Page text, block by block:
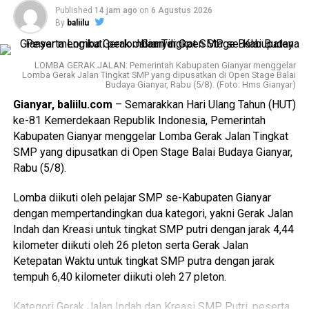
resmi dan selalu melakukan verifikasi sebelum
menyebarluaskannya.
menggunakan media sosial. Pastikan setiap informasi
yang diterima berasal dari sumber resmi kami, melalui
NTMC Korlantas, sehingga tidak ikut menyebarkan
informasi yang menyesatkan dan belum tentu benar,”
tandas Irjen Pol. Wibowo.
Korlantas Polri akan terus mengedepankan penegakan
berkeadilan sebagai bagian dari upaya mewujudkan
keamanan, keselamatan, ketertiban, dan kelancaran lalu
lintas di seluruh Indonesia.(gs/bi)
tersebut perlu diakomodasi agar aset yang diduga berasal
dari tindak pidana tidak lepas dari proses perampasan.
Selain itu, legislator Fraksi PDI-Perjuangan itu pun juga
mengusulkan adanya pengaturan khusus terhadap aset
yang profil kepemilikannya tidak sejalan dengan Laporan
Harta Kekayaan Penyelenggara Negara (LHKPN) maupun
Surat Pemberitahuan (SPT) Pajak. Karena itu, ia menilai
RUU Perampasan Aset perlu mengatur secara tegas
pengkategorian subjek hukum dan objek hukum yang dapat
langsung dikenai perampasan maupun yang tetap harus
melalui proses peradilan.
“Ada perampasan aset yang misalkan tersangkanya
melarikan diri atau tersangkanya atau terdakwanya
meninggal, tapi asetnya terlihat dan bukti yang ada cukup
dengan pola pembuktian sederhana untuk kemudian
dirampas. Ada juga klausul khusus profil harta tidak sesuai
dengan LHKPN dan SPT Pajak, jadi ada pengkategorian
Published 14 jam ago on 6 Agustus 2026
By baliilu
LOMBA GERAK JALAN: Pemerintah Kabupaten Gianyar menggelar
Lomba Gerak Jalan Tingkat SMP yang dipusatkan di Open Stage Balai
Budaya Gianyar, Rabu (5/8). (Foto: Hms Gianyar)
Gianyar, baliilu.com – Semarakkan Hari Ulang Tahun (HUT)
ke-81 Kemerdekaan Republik Indonesia, Pemerintah
Kabupaten Gianyar menggelar Lomba Gerak Jalan Tingkat
SMP yang dipusatkan di Open Stage Balai Budaya Gianyar,
Rabu (5/8).
Lomba diikuti oleh pelajar SMP se-Kabupaten Gianyar
dengan mempertandingkan dua kategori, yakni Gerak Jalan
Indah dan Kreasi untuk tingkat SMP putri dengan jarak 4,44
kilometer diikuti oleh 26 pleton serta Gerak Jalan
Ketepatan Waktu untuk tingkat SMP putra dengan jarak
tempuh 6,40 kilometer diikuti oleh 27 pleton.